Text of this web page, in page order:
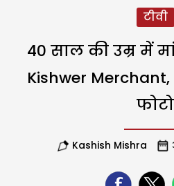
टीवी
40 साल की उम्र में
Kishwer
फोटो
Kashish Mishra